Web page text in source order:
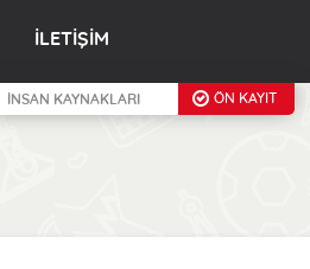
İLETİŞİM
İNSAN KAYNAKLARI ÖN KAYIT